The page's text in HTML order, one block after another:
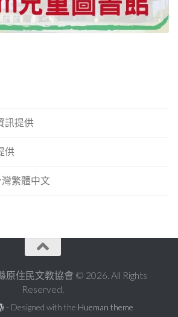
訊提供
供
繁體中文
原住民文教協會 © 2026. All Rights
Reserved.
- Designed with the Hueman theme